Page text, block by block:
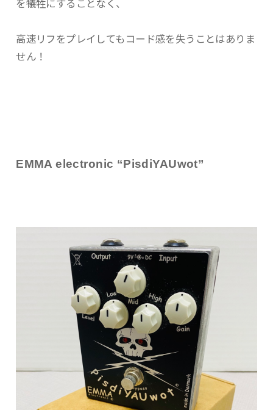
を犠牲にすることなく、
高速リフをプレイしてもコード感を失うことはありま
せん！
EMMA electronic “PisdiYAUwot”